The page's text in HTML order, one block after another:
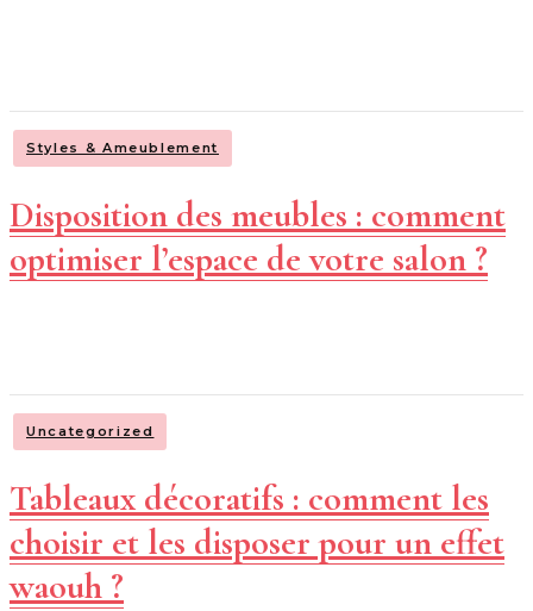
Styles & Ameublement
Disposition des meubles : comment
optimiser l’espace de votre salon ?
Uncategorized
Tableaux décoratifs : comment les
choisir et les disposer pour un effet
waouh ?